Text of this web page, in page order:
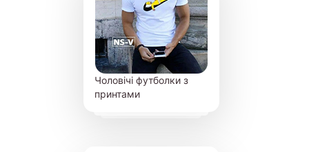
Чоловічі футболки з
принтами